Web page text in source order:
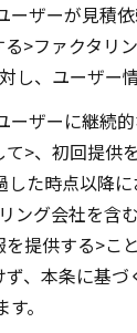
ーザーが見積
>ファクタリ
し、ユーザー
ーザーに継続
>、初回提供
した時点以降
ング会社を含
提供する>こ
、本条に基
。